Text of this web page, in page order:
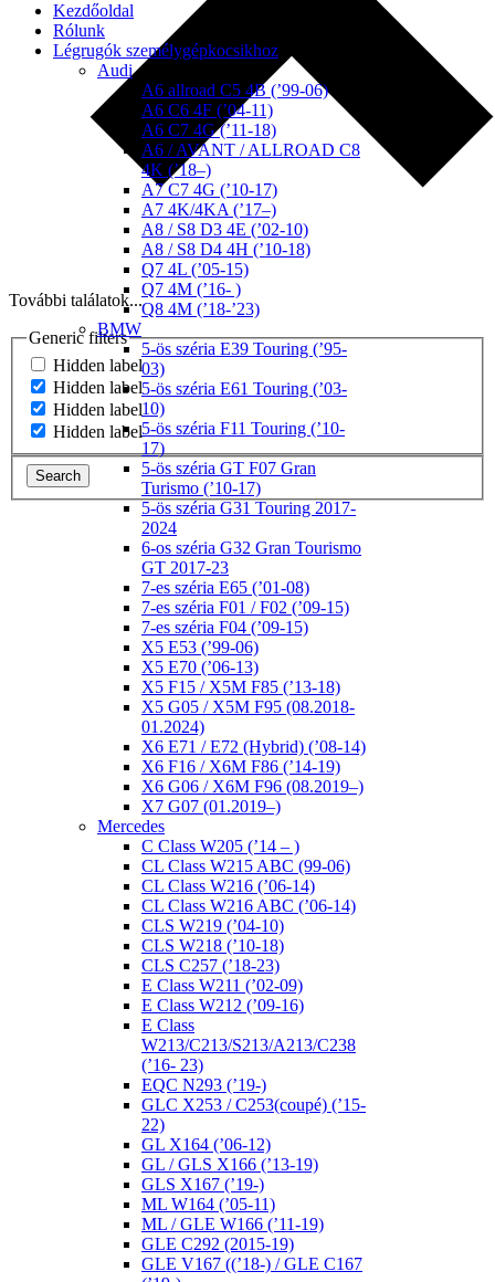
További találatok...
Generic filters
Hidden label
Hidden label
Hidden label
Hidden label
Search
Kezdőoldal
Rólunk
Légrugók személygépkocsikhoz
Audi
A6 allroad C5 4B (’99-06)
A6 C6 4F (’04-11)
A6 C7 4G (’11-18)
A6 / AVANT / ALLROAD C8
4K (’18–)
A7 C7 4G (’10-17)
A7 4K/4KA (’17–)
A8 / S8 D3 4E (’02-10)
A8 / S8 D4 4H (’10-18)
Q7 4L (’05-15)
Q7 4M (’16- )
Q8 4M (’18-’23)
BMW
5-ös széria E39 Touring (’95-
03)
5-ös széria E61 Touring (’03-
10)
5-ös széria F11 Touring (’10-
17)
5-ös széria GT F07 Gran
Turismo (’10-17)
5-ös széria G31 Touring 2017-
2024
6-os széria G32 Gran Tourismo
GT 2017-23
7-es széria E65 (’01-08)
7-es széria F01 / F02 (’09-15)
7-es széria F04 (’09-15)
X5 E53 (’99-06)
X5 E70 (’06-13)
X5 F15 / X5M F85 (’13-18)
X5 G05 / X5M F95 (08.2018-
01.2024)
X6 E71 / E72 (Hybrid) (’08-14)
X6 F16 / X6M F86 (’14-19)
X6 G06 / X6M F96 (08.2019–)
X7 G07 (01.2019–)
Mercedes
C Class W205 (’14 – )
CL Class W215 ABC (99-06)
CL Class W216 (’06-14)
CL Class W216 ABC (’06-14)
CLS W219 (’04-10)
CLS W218 (’10-18)
CLS C257 (’18-23)
E Class W211 (’02-09)
E Class W212 (’09-16)
E Class
W213/C213/S213/A213/C238
(’16- 23)
EQC N293 (’19-)
GLC X253 / C253(coupé) (’15-
22)
GL X164 (’06-12)
GL / GLS X166 (’13-19)
GLS X167 (’19-)
ML W164 (’05-11)
ML / GLE W166 (’11-19)
GLE C292 (2015-19)
GLE V167 ((’18-) / GLE C167